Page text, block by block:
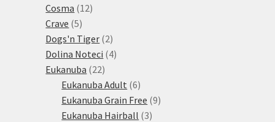
Cosma 1212
Crave 55
produktů
Dogs'n Tiger 22
produkty
Dolina Noteci 44
Eukanuba 2222
produktů
Eukanuba Adult 66
produktů
Eukanuba Grain Free 99
Eukanuba Hairball 33